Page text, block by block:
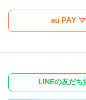
au PAY
LINEの友だち